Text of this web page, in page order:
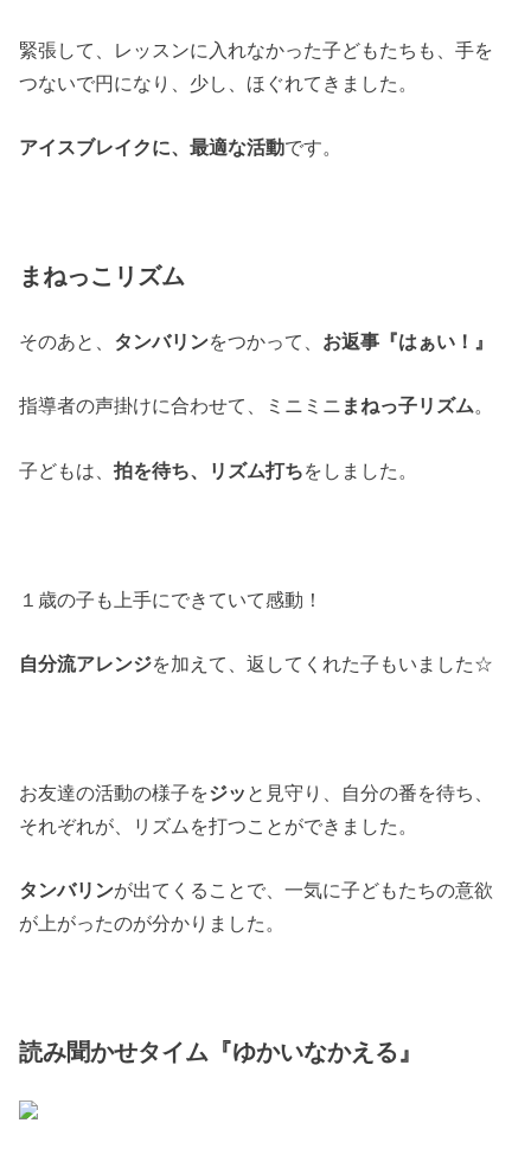
緊張して、レッスンに入れなかった子どもたちも、手を
つないで円になり、少し、ほぐれてきました。
アイスブレイクに、最適な活動です。
まねっこリズム
そのあと、 タンバリンをつかって、 お返事『はぁい！』
指導者の声掛けに合わせて、ミニミニ まねっ子リズム。
子どもは、拍を待ち、リズム打ちをしました。
１歳の子も上手にできていて感動！
自分流アレンジを加えて、返してくれた子もいました☆
お友達の活動の様子をジッ と見守り、自分の番を待ち、
それぞれが、リズムを打つことができました。
タンバリンが出てくることで、一気に子どもたちの意欲
が上がったのが分かりました。
読み聞かせタイム『ゆかいなかえる』